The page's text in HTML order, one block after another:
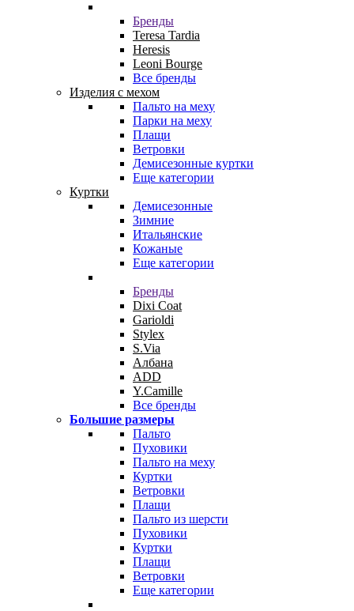
Бренды
Teresa Tardia
Heresis
Leoni Bourge
Все бренды
Изделия с мехом
Пальто на меху
Парки на меху
Плащи
Ветровки
Демисезонные куртки
Еще категории
Куртки
Демисезонные
Зимние
Итальянские
Кожаные
Еще категории
Бренды
Dixi Coat
Garioldi
Stylex
S.Via
Албана
ADD
Y.Camille
Все бренды
Большие размеры
Пальто
Пуховики
Пальто на меху
Куртки
Ветровки
Плащи
Пальто из шерсти
Пуховики
Куртки
Плащи
Ветровки
Еще категории